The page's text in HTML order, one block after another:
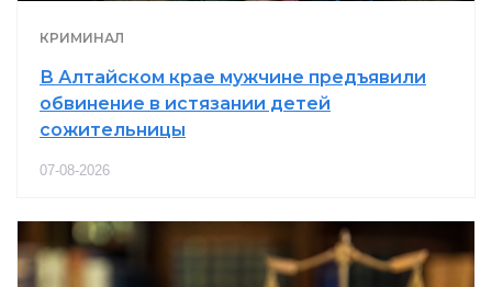
КРИМИНАЛ
В Алтайском крае мужчине предъявили
обвинение в истязании детей
сожительницы
07-08-2026